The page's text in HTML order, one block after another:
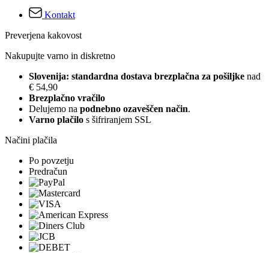
Kontakt
Preverjena kakovost
Nakupujte varno in diskretno
Slovenija: standardna dostava brezplačna za pošiljke nad
€ 54,90
Brezplačno vračilo
Delujemo na podnebno ozaveščen način.
Varno plačilo s šifriranjem SSL
Načini plačila
Po povzetju
Predračun